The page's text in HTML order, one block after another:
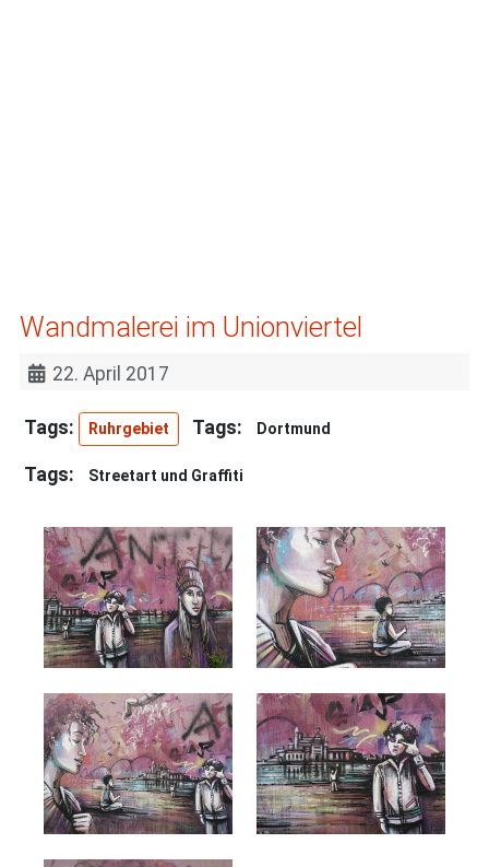
Wandmalerei im Unionviertel
22. April 2017
Ruhrgebiet Dortmund
Streetart und Graffiti